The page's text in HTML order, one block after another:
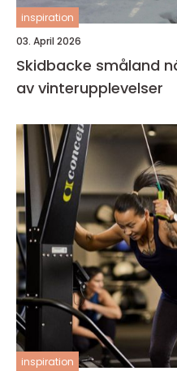
inspiration
03. April 2026
Skidbacke småland nära, familjärt och fullt
av vinterupplevelser
inspiration